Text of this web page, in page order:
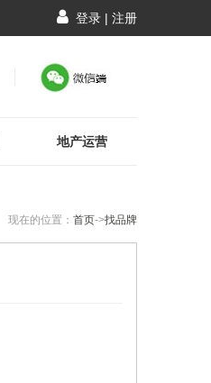
登录 | 注册
地产运营
现在的位置： 首页->找品牌